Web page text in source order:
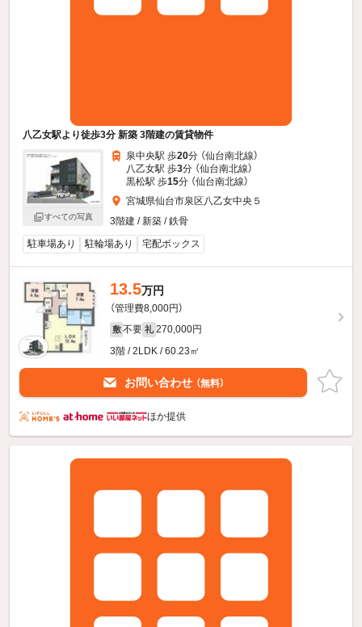
八乙女駅より徒歩3分 新築 3階建の賃貸物件
すべての写真
泉中央駅 歩20分 （仙台南北線）
八乙女駅 歩3分 （仙台南北線）
黒松駅 歩15分 （仙台南北線）
宮城県仙台市泉区八乙女中央５
3階建 / 新築 / 鉄骨
駐車場あり
駐輪場あり 宅配ボックス
13.5万円
（管理費8,000円）
敷 不要 礼 270,000円
3階 / 2LDK / 60.23㎡
お問い合わせ （無料）
ほか提供